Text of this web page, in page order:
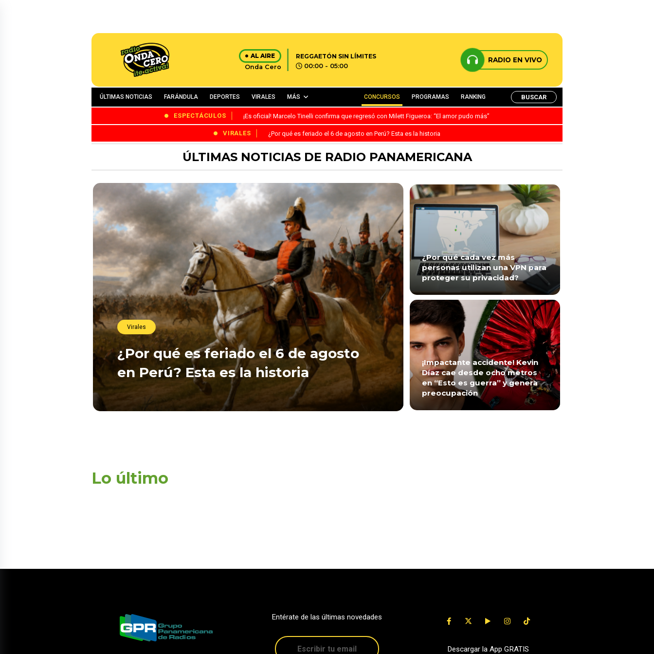
AL AIRE
Onda Cero
REGGAETÓN SIN LÍMITES
00:00 - 05:00
RADIO EN VIVO
ÚLTIMAS NOTICIAS FARÁNDULA DEPORTES VIRALES MÁS CONCURSOS PROGRAMAS RANKING BUSCAR
ESPECTÁCULOS ¡Es oficial! Marcelo Tinelli confirma que regresó con Milett Figueroa: “El amor pudo más”
VIRALES ¿Por qué es feriado el 6 de agosto en Perú? Esta es la historia
ÚLTIMAS NOTICIAS DE RADIO PANAMERICANA
Virales
¿Por qué es feriado el 6 de agosto
en Perú? Esta es la historia
¿Por qué cada vez más
personas utilizan una VPN para
proteger su privacidad?
¡Impactante accidente! Kevin
Díaz cae desde ocho metros
en “Esto es guerra” y genera
preocupación
Lo último
Entérate de las últimas novedades
Descargar la App GRATIS